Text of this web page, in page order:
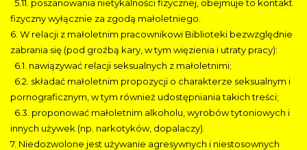
5.11. poszanowania nietykalności fizycznej, obejmuje to kontakt
fizyczny wyłącznie za zgodą małoletniego.
6. W relacji z małoletnim pracownikowi Biblioteki bezwzględnie
zabrania się (pod groźbą kary, w tym więzienia i utraty pracy):
6.1. nawiązywać relacji seksualnych z małoletnimi;
6.2. składać małoletnim propozycji o charakterze seksualnym i
pornograficznym, w tym również udostępniania takich treści;
6.3. proponować małoletnim alkoholu, wyrobów tytoniowych i
innych używek (np. narkotyków, dopalaczy).
7. Niedozwolone jest używanie agresywnych i niestosownych